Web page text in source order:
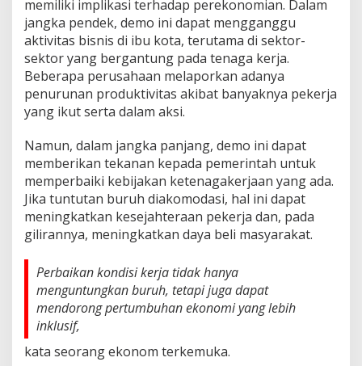
memiliki implikasi terhadap perekonomian. Dalam
jangka pendek, demo ini dapat mengganggu
aktivitas bisnis di ibu kota, terutama di sektor-
sektor yang bergantung pada tenaga kerja.
Beberapa perusahaan melaporkan adanya
penurunan produktivitas akibat banyaknya pekerja
yang ikut serta dalam aksi.
Namun, dalam jangka panjang, demo ini dapat
memberikan tekanan kepada pemerintah untuk
memperbaiki kebijakan ketenagakerjaan yang ada.
Jika tuntutan buruh diakomodasi, hal ini dapat
meningkatkan kesejahteraan pekerja dan, pada
gilirannya, meningkatkan daya beli masyarakat.
Perbaikan kondisi kerja tidak hanya
menguntungkan buruh, tetapi juga dapat
mendorong pertumbuhan ekonomi yang lebih
inklusif,
kata seorang ekonom terkemuka.